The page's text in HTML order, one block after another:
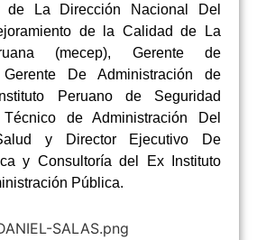
de La Dirección Nacional Del
de la Calidad de La
(mecep), Gerente de
De Administración de
Peruano de Seguridad
de Administración Del
y Director Ejecutivo De
y Consultoría del Ex Instituto
Pública.